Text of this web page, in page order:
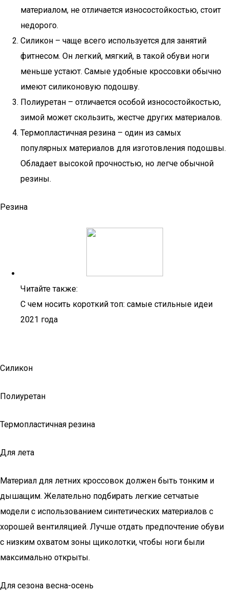
материалом, не отличается износостойкостью, стоит
недорого.
Силикон – чаще всего используется для занятий
фитнесом. Он легкий, мягкий, в такой обуви ноги
меньше устают. Самые удобные кроссовки обычно
имеют силиконовую подошву.
Полиуретан – отличается особой износостойкостью,
зимой может скользить, жестче других материалов.
Термопластичная резина – один из самых
популярных материалов для изготовления подошвы.
Обладает высокой прочностью, но легче обычной
резины.
Резина
Читайте также:
С чем носить короткий топ: самые стильные идеи
2021 года
Силикон
Полиуретан
Термопластичная резина
Для лета
Материал для летних кроссовок должен быть тонким и
дышащим. Желательно подбирать легкие сетчатые
модели с использованием синтетических материалов с
хорошей вентиляцией. Лучше отдать предпочтение обуви
с низким охватом зоны щиколотки, чтобы ноги были
максимально открыты.
Для сезона весна-осень